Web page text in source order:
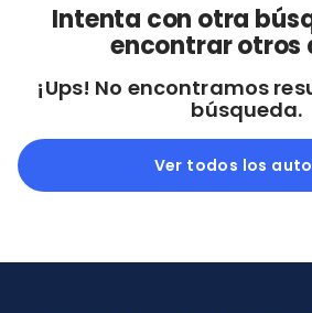
Intenta con otra
encontrar otros
¡Ups! No encontramos
búsqueda.
Ver todos los